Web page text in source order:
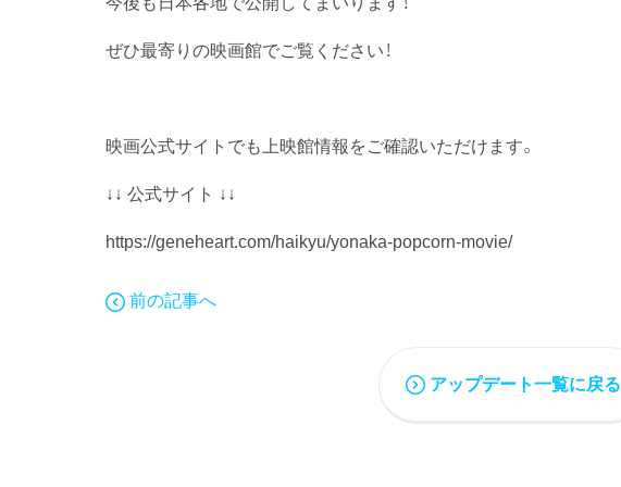
ぜひ最寄りの映画館でご覧ください！
映画公式サイトでも上映館情報をご確認いただけます。
↓↓ 公式サイト ↓↓
https://geneheart.com/haikyu/yonaka-popcorn-movie/
前の記事へ
アップデート一覧に戻る